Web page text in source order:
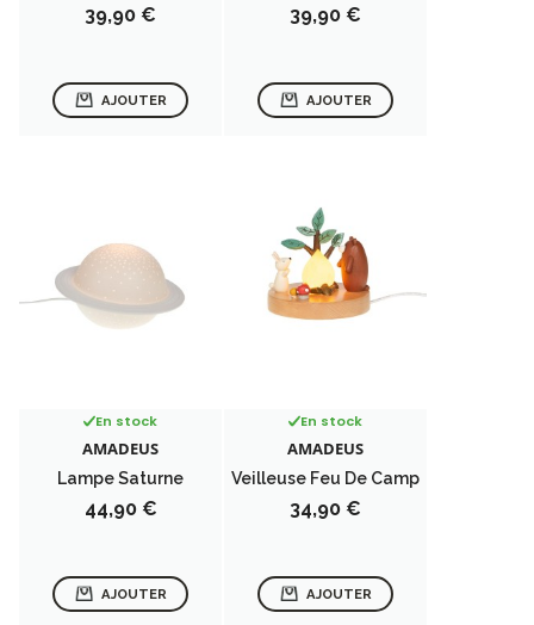
Prix
39,90 €
AJOUTER
Prix
39,90 €
AJOUTER
En stock
AMADEUS
Lampe Saturne
Prix
44,90 €
AJOUTER
En stock
AMADEUS
Veilleuse Feu De Camp
Prix
34,90 €
AJOUTER